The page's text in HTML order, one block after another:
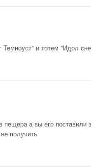
Темноуст" и тотем "Идол
а вы его поставили
получить